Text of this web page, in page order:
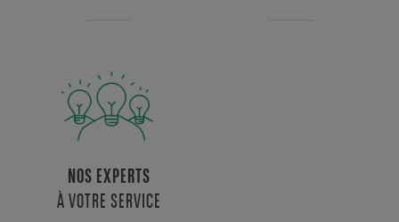
NOS EXPERTS
À VOTRE SERVICE